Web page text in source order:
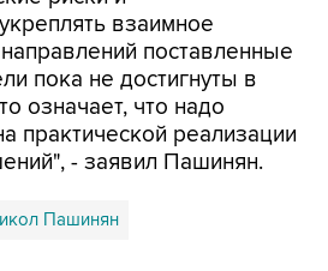
пока не достигнуты в
означает, что надо
практической реализации
- заявил Пашинян.
Пашинян